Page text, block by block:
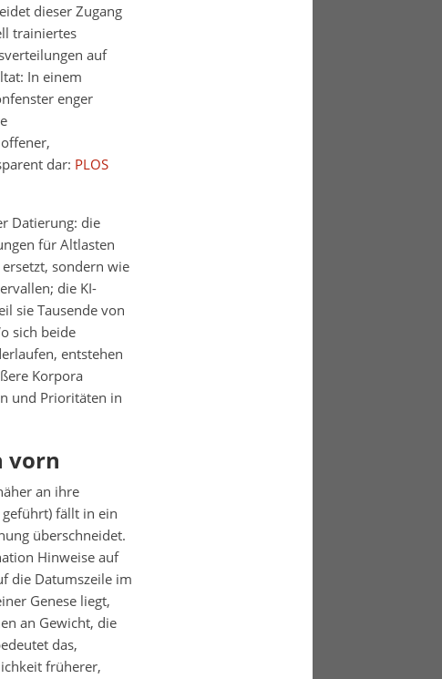
dieser Zugang
trainiertes
auf
In einem
enger
dar: PLOS
Datierung: die
für Altlasten
sondern wie
die KI-
sie Tausende von
sich beide
entstehen
Korpora
und Prioritäten in
vorn
an ihre
fällt in ein
überschneidet.
Hinweise auf
die Datumszeile im
Genese liegt,
an Gewicht, die
das,
früherer,